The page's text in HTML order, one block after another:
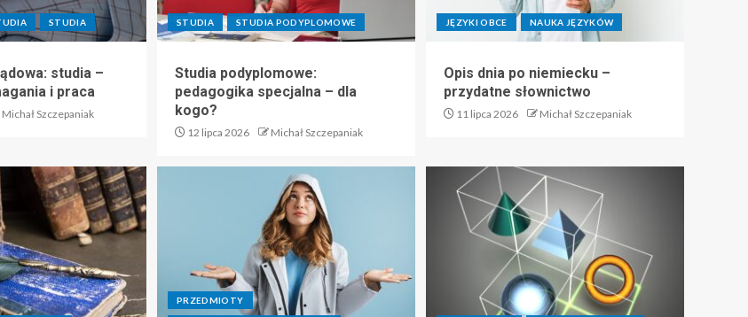
STUDIA
studia –
i praca
Michał Szczepaniak
STUDIA STUDIA PODYPLOMOWE
Studia podyplomowe:
pedagogika specjalna – dla
kogo?
12 lipca 2026 Michał Szczepaniak
JĘZYKI OBCE NAUKA JĘZYKÓW
Opis dnia po niemiecku –
przydatne słownictwo
11 lipca 2026 Michał Szczepaniak
PRZEDMIOTY